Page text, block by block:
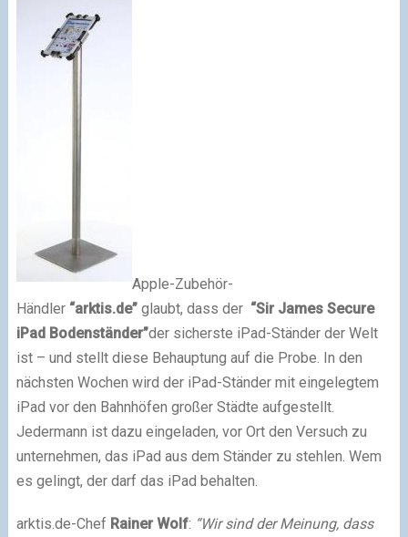
Apple-Zubehör-
Händler“arktis.de”glaubt, dass der “Sir James Secure
iPad Bodenständer”der sicherste iPad-Ständer der Welt
ist – und stellt diese Behauptung auf die Probe. In den
nächsten Wochen wird der iPad-Ständer mit eingelegtem
iPad vor den Bahnhöfen großer Städte aufgestellt.
Jedermann ist dazu eingeladen, vor Ort den Versuch zu
unternehmen, das iPad aus dem Ständer zu stehlen. Wem
es gelingt, der darf das iPad behalten.
arktis.de-Chef Rainer Wolf: “Wir sind der Meinung, dass